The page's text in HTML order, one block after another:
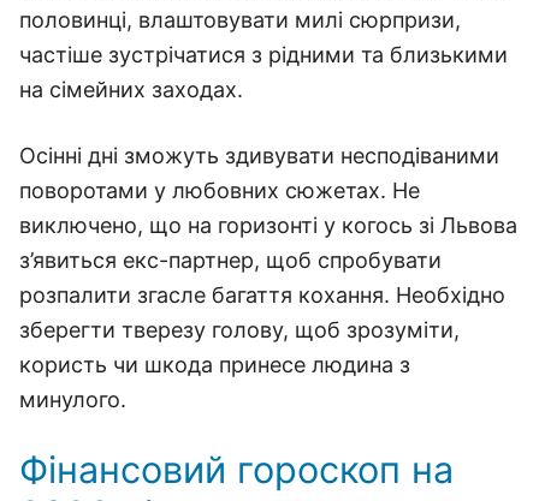
половинці, влаштовувати милі сюрпризи,
частіше зустрічатися з рідними та близькими
на сімейних заходах.
Осінні дні зможуть здивувати несподіваними
поворотами у любовних сюжетах. Не
виключено, що на горизонті у когось зі Львова
з’явиться екс-партнер, щоб спробувати
розпалити згасле багаття кохання. Необхідно
зберегти тверезу голову, щоб зрозуміти,
користь чи шкода принесе людина з
минулого.
Фінансовий гороскоп на